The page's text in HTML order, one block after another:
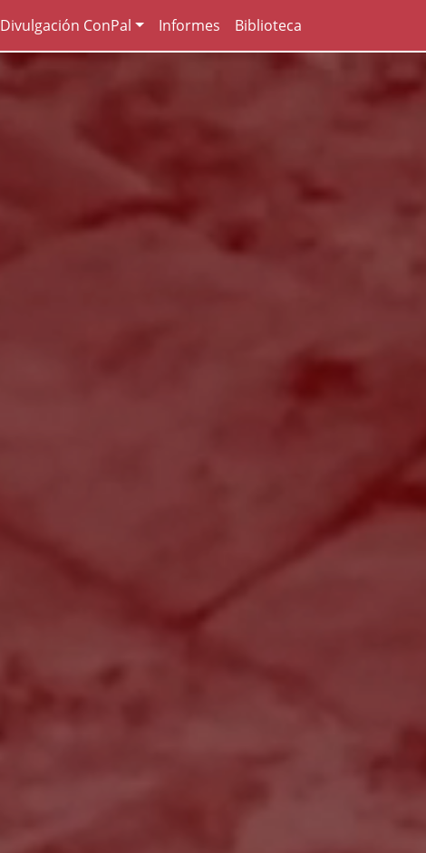
Divulgación ConPal Informes Biblioteca